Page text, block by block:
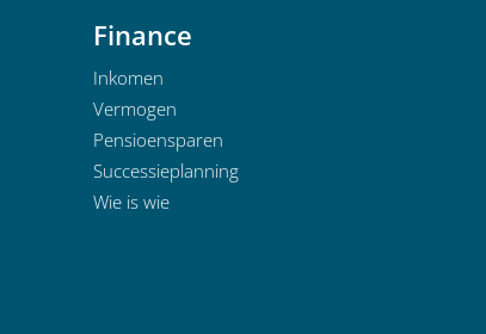
Finance
Inkomen
Vermogen
Pensioensparen
Successieplanning
Wie is wie